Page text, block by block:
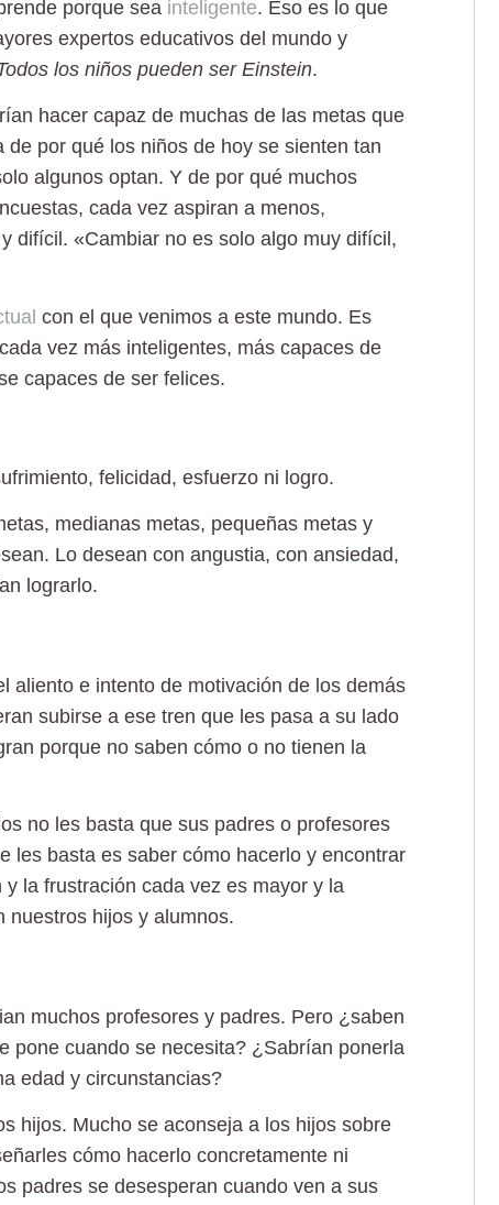
porque sea inteligente. Eso es lo que
expertos educativos del mundo y
los niños pueden ser Einstein.
hacer capaz de muchas de las metas que
de por qué los niños de hoy se sienten tan
algunos optan. Y de por qué muchos
cada vez aspiran a menos,
difícil. «Cambiar no es solo algo muy difícil,
con el que venimos a este mundo. Es
vez más inteligentes, más capaces de
capaces de ser felices.
felicidad, esfuerzo ni logro.
medianas metas, pequeñas metas y
. Lo desean con angustia, con ansiedad,
lograrlo.
aliento e intento de motivación de los demás
subirse a ese tren que les pasa a su lado
porque no saben cómo o no tienen la
no les basta que sus padres o profesores
les basta es saber cómo hacerlo y encontrar
la frustración cada vez es mayor y la
nuestros hijos y alumnos.
muchos profesores y padres. Pero ¿saben
pone cuando se necesita? ¿Sabrían ponerla
edad y circunstancias?
hijos. Mucho se aconseja a los hijos sobre
cómo hacerlo concretamente ni
padres se desesperan cuando ven a sus